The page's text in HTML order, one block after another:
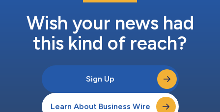
Wish your news had
this kind of reach?
Sign Up
Learn About Business Wire